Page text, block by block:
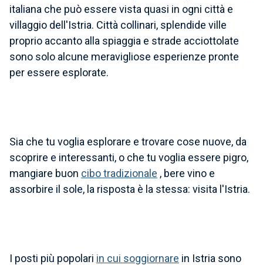
italiana che può essere vista quasi in ogni città e
villaggio dell'Istria. Città collinari, splendide ville
proprio accanto alla spiaggia e strade acciottolate
sono solo alcune meravigliose esperienze pronte
per essere esplorate.
Sia che tu voglia esplorare e trovare cose nuove, da
scoprire e interessanti, o che tu voglia essere pigro,
mangiare buon cibo tradizionale , bere vino e
assorbire il sole, la risposta è la stessa: visita l'Istria.
I posti più popolari in cui soggiornare in Istria sono